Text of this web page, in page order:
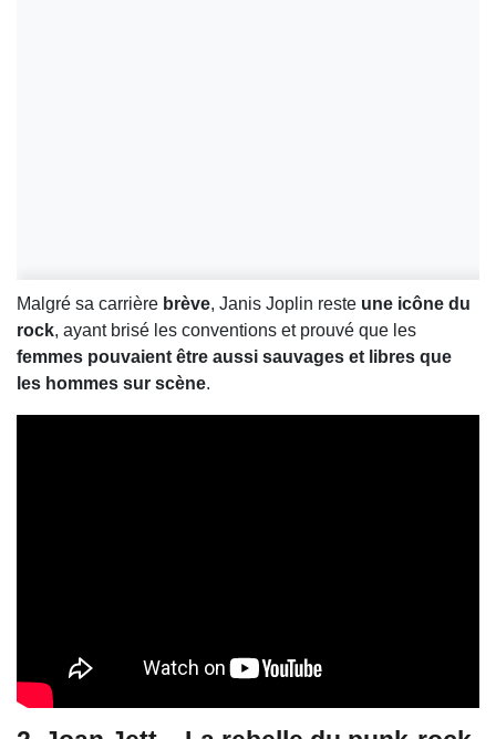
Malgré sa carrière brève, Janis Joplin reste une icône du
rock, ayant brisé les conventions et prouvé que les
femmes pouvaient être aussi sauvages et libres que
les hommes sur scène.